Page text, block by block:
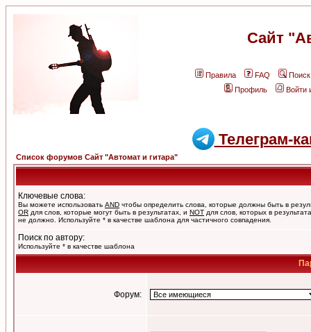
Сайт
Правила FAQ
Поиск
Профиль
Войти
Телеграм-
Список форумов Сайт "Автомат и гитара"
Ключевые слова:
Вы можете использовать AND чтобы определить слова, которые должны быть в
OR для слов, которые могут быть в результатах, и NOT для слов, которых в
не должно. Используйте * в качестве шаблона для частичного совпадения.
Поиск по автору:
Используйте * в качестве шаблона
Форум: